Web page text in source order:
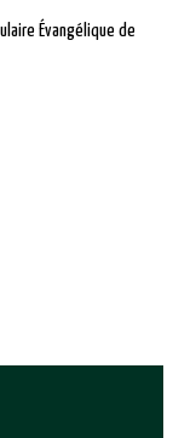
Évangélique de